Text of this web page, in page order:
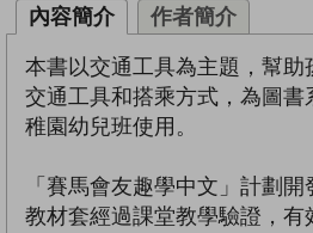
內容簡介 作者簡介
本書以交通工具為主題，幫
交通工具和搭乘方式，為圖書
稚園幼兒班使用。
「賽馬會友趣學中文」計劃開
教材套經過課堂教學驗證，